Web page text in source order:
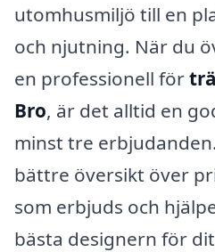
utomhusmiljö till en
och njutning. När du
en professionell för
Bro, är det alltid en
minst tre
bättre översikt över
som erbjuds och
bästa designern för